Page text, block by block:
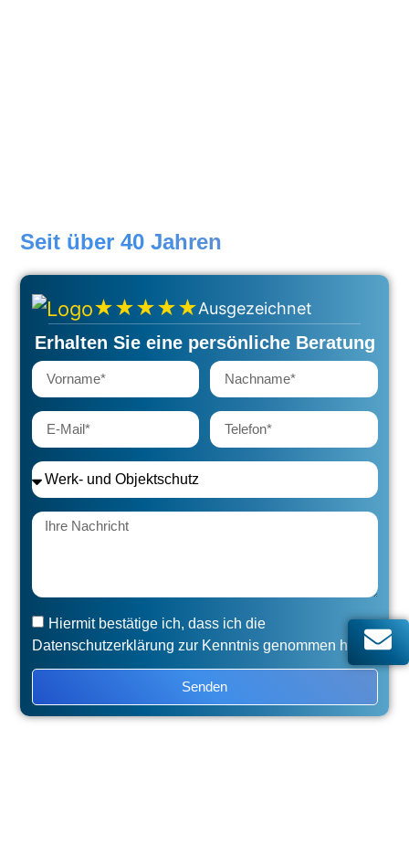
Seit über 40 Jahren
★★★★★Ausgezeichnet
Erhalten Sie eine persönliche Beratung
Hiermit bestätige ich, dass ich die
Datenschutzerklärung zur Kenntnis genommen habe.
Senden